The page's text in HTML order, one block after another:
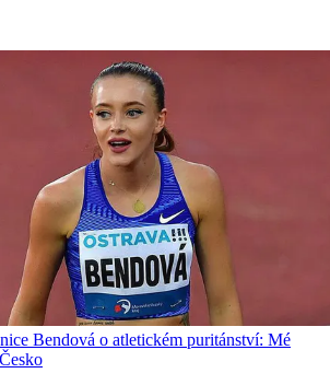
Bendová o atletickém puritánství: Mé